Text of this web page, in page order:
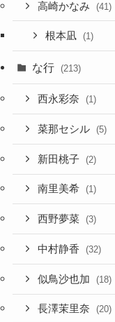
高崎かなみ (41)
根本凪 (1)
な行 (213)
西永彩奈 (1)
菜那セシル (5)
新田桃子 (2)
南里美希 (1)
西野夢菜 (3)
中村静香 (32)
似鳥沙也加 (18)
長澤茉里奈 (20)